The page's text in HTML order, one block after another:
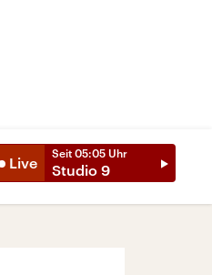
Live
Seit 05:05 Uhr
Studio 9